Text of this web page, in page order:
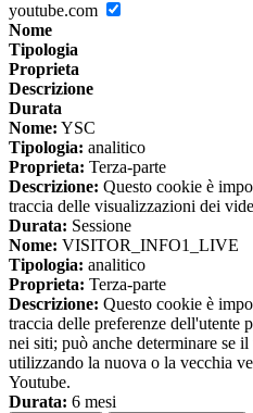
youtube.com
Nome
Tipologia
Proprieta
Descrizione
Durata
Nome: YSC
Tipologia: analitico
Proprieta: Terza-parte
Descrizione: Questo cookie è
traccia delle visualizzazioni dei
Durata: Sessione
Nome: VISITOR_INFO1_LIVE
Tipologia: analitico
Proprieta: Terza-parte
Descrizione: Questo cookie è
traccia delle preferenze dell'utente
nei siti; può anche determinare se
utilizzando la nuova o la vecchia
Youtube.
Durata: 6 mesi